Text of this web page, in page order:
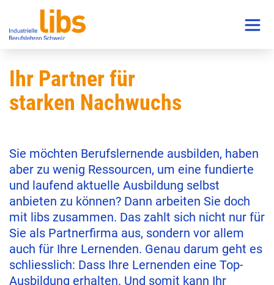
MIT NACHWUCHS VON LIBS.
Ihr Partner für
starken Nachwuchs
Sie möchten Berufslernende ausbilden, haben
aber zu wenig Ressourcen, um eine fundierte
und laufend aktuelle Ausbildung selbst
anbieten zu können? Dann arbeiten Sie doch
mit libs zusammen. Das zahlt sich nicht nur für
Sie als Partnerfirma aus, sondern vor allem
auch für Ihre Lernenden. Genau darum geht es
schliesslich: Dass Ihre Lernenden eine Top-
Ausbildung erhalten. Und somit kann Ihr